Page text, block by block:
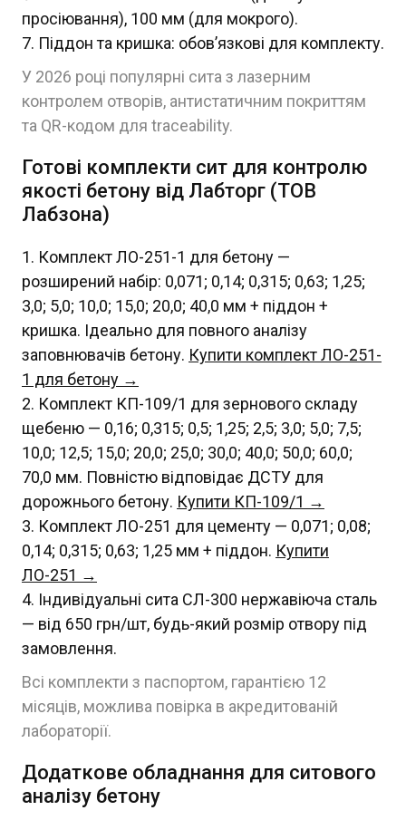
просіювання), 100 мм (для мокрого).
Піддон та кришка: обов’язкові для комплекту.
У 2026 році популярні сита з лазерним
контролем отворів, антистатичним покриттям
та QR-кодом для traceability.
Готові комплекти сит для контролю
якості бетону від Лабторг (ТОВ
Лабзона)
Комплект ЛО-251-1 для бетону —
розширений набір: 0,071; 0,14; 0,315; 0,63; 1,25;
3,0; 5,0; 10,0; 15,0; 20,0; 40,0 мм + піддон +
кришка. Ідеально для повного аналізу
заповнювачів бетону. Купити комплект ЛО-251-
1 для бетону →
Комплект КП-109/1 для зернового складу
щебеню — 0,16; 0,315; 0,5; 1,25; 2,5; 3,0; 5,0; 7,5;
10,0; 12,5; 15,0; 20,0; 25,0; 30,0; 40,0; 50,0; 60,0;
70,0 мм. Повністю відповідає ДСТУ для
дорожнього бетону. Купити КП-109/1 →
Комплект ЛО-251 для цементу — 0,071; 0,08;
0,14; 0,315; 0,63; 1,25 мм + піддон. Купити
ЛО-251 →
Індивідуальні сита СЛ-300 нержавіюча сталь
— від 650 грн/шт, будь-який розмір отвору під
замовлення.
Всі комплекти з паспортом, гарантією 12
місяців, можлива повірка в акредитованій
лабораторії.
Додаткове обладнання для ситового
аналізу бетону